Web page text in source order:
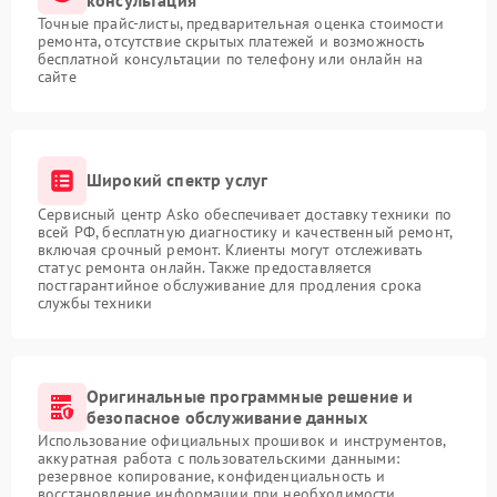
Точные прайс-листы, предварительная оценка стоимости
ремонта, отсутствие скрытых платежей и возможность
бесплатной консультации по телефону или онлайн на
сайте
Широкий спектр услуг
Сервисный центр Asko обеспечивает доставку техники по
всей РФ, бесплатную диагностику и качественный ремонт,
включая срочный ремонт. Клиенты могут отслеживать
статус ремонта онлайн. Также предоставляется
постгарантийное обслуживание для продления срока
службы техники
Оригинальные программные решение и
безопасное обслуживание данных
Использование официальных прошивок и инструментов,
аккуратная работа с пользовательскими данными:
резервное копирование, конфиденциальность и